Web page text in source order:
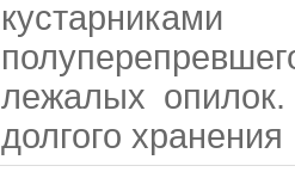
лежалых
долгого хранения